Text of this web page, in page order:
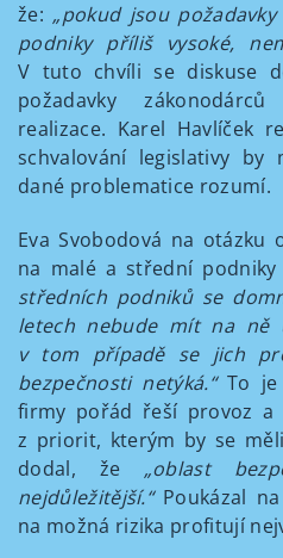
že: „pokud jsou
podniky příliš vysoké,
V tuto chvíli se diskuse
požadavky
realizace. Karel Havlíček
schvalování legislativy
dané problematice rozumí.
Eva Svobodová na otázku
na malé a střední podniky
středních podniků se
letech nebude mít na ně
v tom případě se jich
bezpečnosti netýká.“To je
firmy pořád řeší provoz a
z priorit, kterým by se
dodal, že „oblast
nejdůležitější.“Poukázal
na možná rizika profitují